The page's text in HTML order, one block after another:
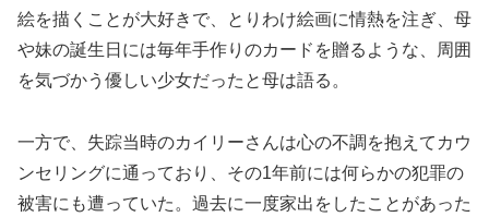
絵を描くことが大好きで、とりわけ絵画に情熱を注ぎ、母
や妹の誕生日には毎年手作りのカードを贈るような、周囲
を気づかう優しい少女だったと母は語る。
一方で、失踪当時のカイリーさんは心の不調を抱えてカウ
ンセリングに通っており、その1年前には何らかの犯罪の
被害にも遭っていた。過去に一度家出をしたことがあった